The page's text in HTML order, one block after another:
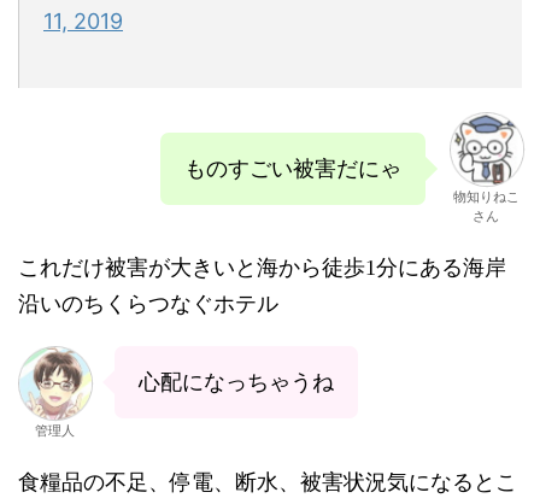
11, 2019
ものすごい被害だにゃ
物知りねこ
さん
これだけ被害が大きいと海から徒歩1分にある海岸
沿いのちくらつなぐホテル
管理人
心配になっちゃうね
食糧品の不足、停電、断水、被害状況気になるとこ